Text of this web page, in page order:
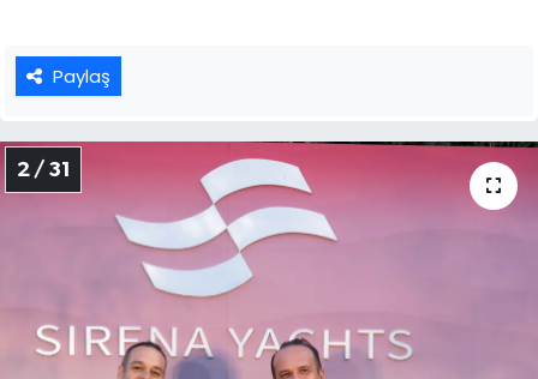
Paylaş
2 / 31